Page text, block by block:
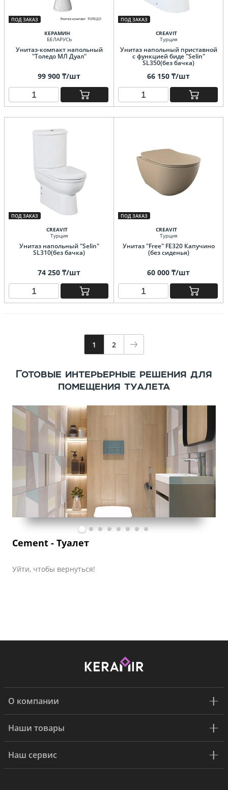
ПОД ЗАКАЗ
КЕРАМИН
БЕЛАРУСЬ
Унитаз-компакт напольный
"Толедо МЛ Дуал"
99 900 ₸/шт
ПОД ЗАКАЗ
CREAVIT
Турция
Унитаз напольный приставной
с функцией биде "Selin"
SL350(без бачка)
66 150 ₸/шт
ПОД ЗАКАЗ
CREAVIT
Турция
Унитаз напольный "Selin"
SL310(без бачка)
74 250 ₸/шт
ПОД ЗАКАЗ
CREAVIT
Турция
Унитаз "Free" FE320 Капучино
(без сиденья)
60 000 ₸/шт
1 2
Готовые интерьерные решения для
помещения туалета
Cement - Туалет
Уйти, чтобы вернуться!
О компании
Наши товары
Наш сервис